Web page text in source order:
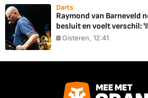
Darts
Raymond van Barneveld
besluit en voelt verschil:
Gisteren, 12:41